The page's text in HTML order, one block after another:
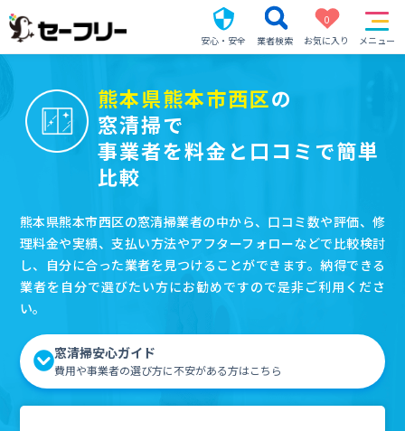
安心・安全 業者検索
0
お気に入り
メニュー
熊本県熊本市西区の
窓清掃で
事業者を料金と口コミで簡単
比較
熊本県熊本市西区の窓清掃業者の中から、口コミ数や評価、修
理料金や実績、支払い方法やアフターフォローなどで比較検討
し、自分に合った業者を見つけることができます。納得できる
業者を自分で選びたい方にお勧めですので是非ご利用くださ
い。
窓清掃安心ガイド
費用や事業者の選び方に不安がある方はこちら